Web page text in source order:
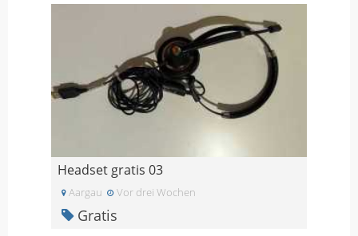
Headset gratis 03
Aargau Vor drei Wochen
Gratis